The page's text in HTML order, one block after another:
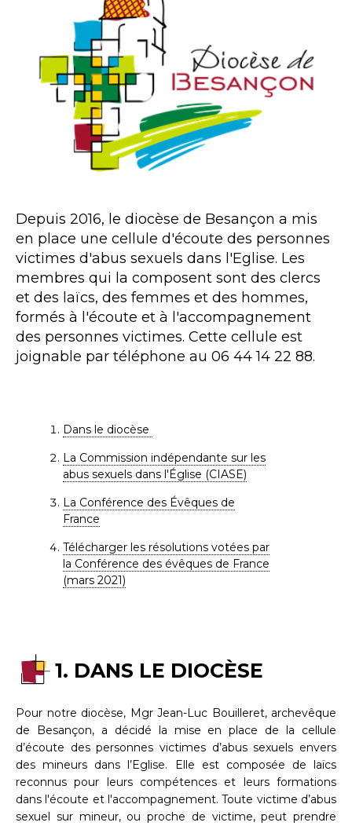
Depuis 2016, le diocèse de Besançon a mis
en place une cellule d'écoute des personnes
victimes d'abus sexuels dans l'Eglise. Les
membres qui la composent sont des clercs
et des laïcs, des femmes et des hommes,
formés à l'écoute et à l'accompagnement
des personnes victimes. Cette cellule est
joignable par téléphone au 06 44 14 22 88.
Dans le diocèse
La Commission indépendante sur les
abus sexuels dans l'Église (CIASE)
La Conférence des Évêques de
France
Télécharger les résolutions votées par
la Conférence des évêques de France
(mars 2021)
1. DANS LE DIOCÈSE
Pour notre diocèse, Mgr Jean-Luc Bouilleret, archevêque
de Besançon, a décidé la mise en place de la cellule
d’écoute des personnes victimes d’abus sexuels envers
des mineurs dans l’Eglise. Elle est composée de laïcs
reconnus pour leurs compétences et leurs formations
dans l'écoute et l'accompagnement. Toute victime d’abus
sexuel sur mineur, ou proche de victime, peut prendre